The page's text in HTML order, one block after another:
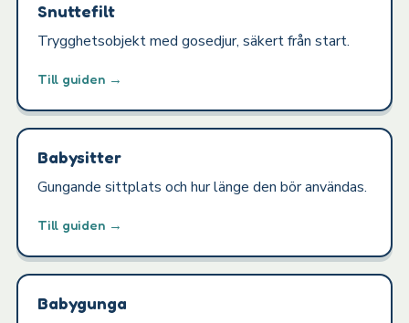
Snuttefilt
Trygghetsobjekt med gosedjur, säkert från start.
Till guiden →
Babysitter
Gungande sittplats och hur länge den bör användas.
Till guiden →
Babygunga